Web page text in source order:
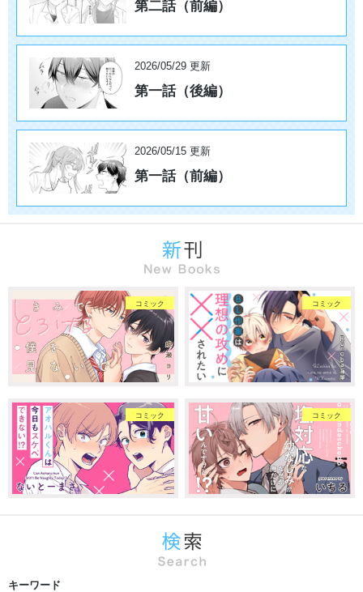
第二話（前編）
2026/05/29 更新
第一話（後編）
2026/05/15 更新
第一話（前編）
コミック コミック
コミック コミック
キーワード